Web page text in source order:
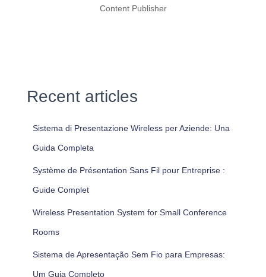
Content Publisher
Recent articles
Sistema di Presentazione Wireless per Aziende: Una
Guida Completa
Système de Présentation Sans Fil pour Entreprise :
Guide Complet
Wireless Presentation System for Small Conference
Rooms
Sistema de Apresentação Sem Fio para Empresas:
Um Guia Completo